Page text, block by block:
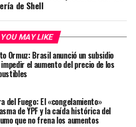
de Shell
YOU MAY LIKE
Ormuz: Brasil anunció un subsidio
el aumento del precio de los
del Fuego: El «congelamiento»
de YPF y la caída histórica del
que no frena los aumentos